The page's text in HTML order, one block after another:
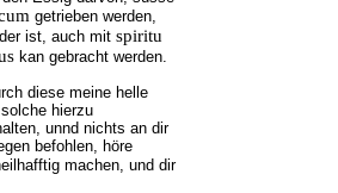
getrieben werden,
ist, auch mit spiritu
kan gebracht werden.
diese meine helle
hierzu
unnd nichts an dir
befohlen, höre
machen, und dir